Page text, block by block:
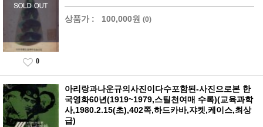
상품가 : 100,000원 (0)
0
아리랑과나운규의사진이다수포함된-사진으로본 한
국영화60년(1919~1979,스틸천여매 수록)(교육과학
사,1980.2.15(초),402쪽,하드카바,쟈켓,케이스,최상
급)